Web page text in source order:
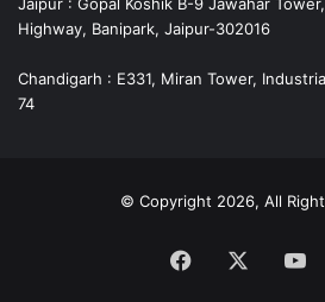
Jaipur : Gopal Koshik B-9 Jawahar
Highway, Banipark, Jaipur-302016
Chandigarh : E331, Miran Tower,
74
© Copyright 2026, All
Facebook